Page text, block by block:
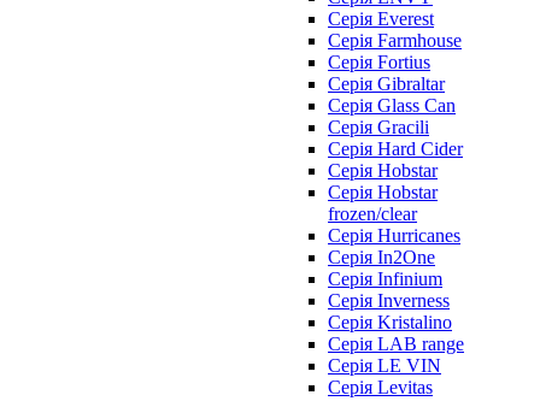
Серія Everest
Серія Farmhouse
Серія Fortius
Серія Gibraltar
Серія Glass Can
Серія Gracili
Серія Hard Cider
Серія Hobstar
Серія Hobstar
frozen/clear
Серія Hurricanes
Серія In2One
Серія Infinium
Серія Inverness
Серія Kristalino
Серія LAB range
Серія LE VIN
Серія Levitas